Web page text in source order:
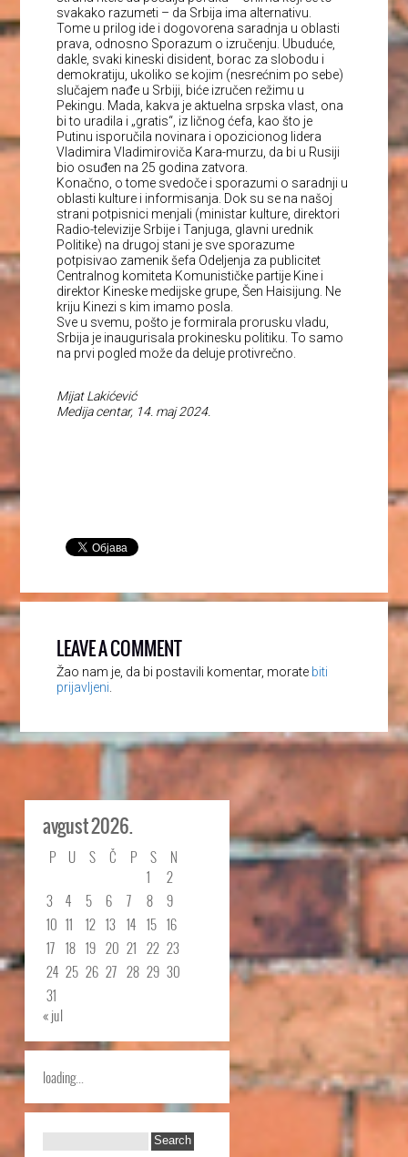
svakako razumeti – da Srbija ima alternativu.
Tome u prilog ide i dogovorena saradnja u oblasti
prava, odnosno Sporazum o izručenju. Ubuduće,
dakle, svaki kineski disident, borac za slobodu i
demokratiju, ukoliko se kojim (nesrećnim po sebe)
slučajem nađe u Srbiji, biće izručen režimu u
Pekingu. Mada, kakva je aktuelna srpska vlast, ona
bi to uradila i „gratis“, iz ličnog ćefa, kao što je
Putinu isporučila novinara i opozicionog lidera
Vladimira Vladimiroviča Kara-murzu, da bi u Rusiji
bio osuđen na 25 godina zatvora.
Konačno, o tome svedoče i sporazumi o saradnji u
oblasti kulture i informisanja. Dok su se na našoj
strani potpisnici menjali (ministar kulture, direktori
Radio-televizije Srbije i Tanjuga, glavni urednik
Politike) na drugoj stani je sve sporazume
potpisivao zamenik šefa Odeljenja za publicitet
Centralnog komiteta Komunističke partije Kine i
direktor Kineske medijske grupe, Šen Haisijung. Ne
kriju Kinezi s kim imamo posla.
Sve u svemu, pošto je formirala prorusku vladu,
Srbija je inaugurisala prokinesku politiku. To samo
na prvi pogled može da deluje protivrečno.
Mijat Lakićević
Medija centar, 14. maj 2024.
LEAVE A COMMENT
Žao nam je, da bi postavili komentar, morate biti
prijavljeni.
avgust 2026.
P U S Č P S
N
1
2
3
4 5 6 7 8
9
10 11 12 13 14 15 16
17 18 19 20 21 22 23
24 25 26 27 28 29 30
31
« jul
loading...